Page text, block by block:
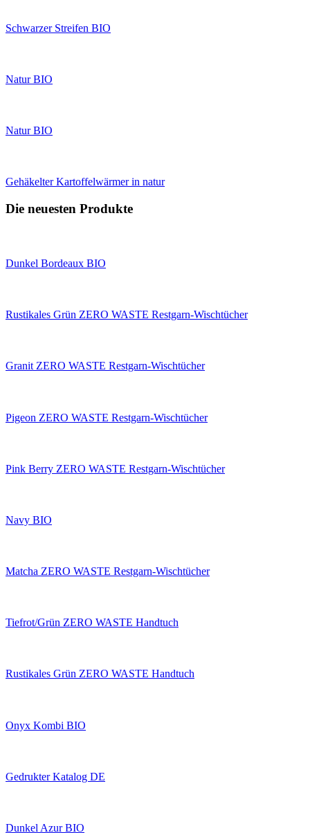
Schwarzer Streifen BIO
Natur BIO
Natur BIO
Gehäkelter Kartoffelwärmer in natur
Die neuesten Produkte
Dunkel Bordeaux BIO
Rustikales Grün ZERO WASTE Restgarn-Wischtücher
Granit ZERO WASTE Restgarn-Wischtücher
Pigeon ZERO WASTE Restgarn-Wischtücher
Pink Berry ZERO WASTE Restgarn-Wischtücher
Navy BIO
Matcha ZERO WASTE Restgarn-Wischtücher
Tiefrot/Grün ZERO WASTE Handtuch
Rustikales Grün ZERO WASTE Handtuch
Onyx Kombi BIO
Gedrukter Katalog DE
Dunkel Azur BIO